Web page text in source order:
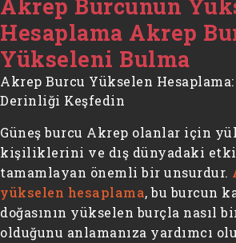
Akrep Burcunun
Hesaplama Akrep
Yükseleni Bulma
Akrep Burcu Yükselen
Derinliği Keşfedin
Güneş burcu Akrep olanlar için
kişiliklerini ve dış dünyadaki
tamamlayan önemli bir unsurdur.
yükselen hesaplama, bu burcun
doğasının yükselen burçla nasıl
olduğunu anlamanıza yardımcı